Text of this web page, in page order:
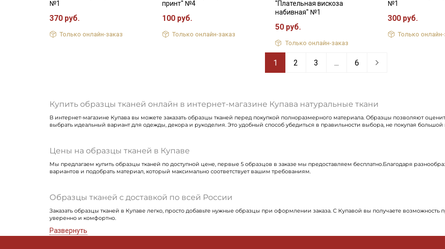
№1
370 руб.
Только онлайн-заказ
принт" №4
100 руб.
Только онлайн-заказ
"Плательная вискоза
набивная" №1
50 руб.
Только онлайн-заказ
№1
300 руб.
Только онлайн-
1 2 3 ... 6
Купить образцы тканей онлайн в интернет-магазине Купава натуральные ткани
В интернет-магазине Купава вы можете заказать образцы тканей перед покупкой полноразмерного материала. Образцы позволяют
выбрать идеальный вариант для одежды, декора и рукоделия. Это удобный способ убедиться в правильности выбора, не покупая большой
Цены на образцы тканей в Купаве
Мы предлагаем купить образцы тканей по доступной цене, первые 5 образцов в заказе мы предоставляем бесплатно.Благодаря
вариантов и подобрать материал, который максимально соответствует вашим требованиям.
Образцы тканей с доставкой по всей России
Заказать образцы тканей в Купаве легко, просто добавьте нужные образцы при оформлении заказа. С Купавой вы получаете возможность
уверенно и комфортно.
Развернуть